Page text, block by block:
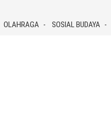
OLAHRAGA SOSIAL BUDAYA